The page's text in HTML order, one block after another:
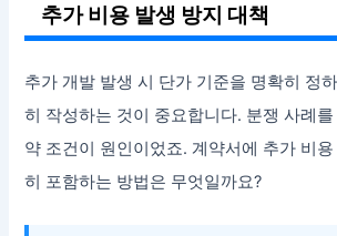
추가 비용 발생 방지 대책
추가 개발 발생 시 단가 기준을 명확히 정
히 작성하는 것이 중요합니다. 분쟁 사례
약 조건이 원인이었죠. 계약서에 추가 비
히 포함하는 방법은 무엇일까요?